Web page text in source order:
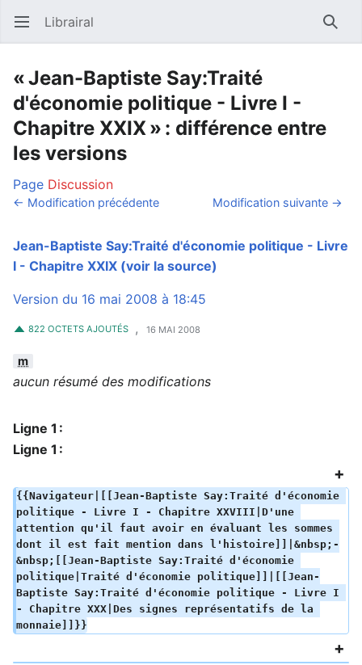
Ouvrir le menu principal Librairal
« Jean-Baptiste Say:Traité
d'économie politique - Livre I -
Chapitre XXIX » : différence entre
les versions
Page Discussion
← Modification précédente Modification suivante →
Jean-Baptiste Say:Traité d'économie politique - Livre
I - Chapitre XXIX (voir la source)
Version du 16 mai 2008 à 18:45
822 OCTETS AJOUTÉS , 16 MAI 2008
m
aucun résumé des modifications
Ligne 1 :
Ligne 1 :
{{Navigateur|[[Jean-Baptiste Say:Traité d'économie
politique - Livre I - Chapitre XXVIII|D'une
attention qu'il faut avoir en évaluant les sommes
dont il est fait mention dans l'histoire]]|&nbsp;-
&nbsp;[[Jean-Baptiste Say:Traité d'économie
politique|Traité d'économie politique]]|[[Jean-
Baptiste Say:Traité d'économie politique - Livre I
- Chapitre XXX|Des signes représentatifs de la
monnaie]]}}